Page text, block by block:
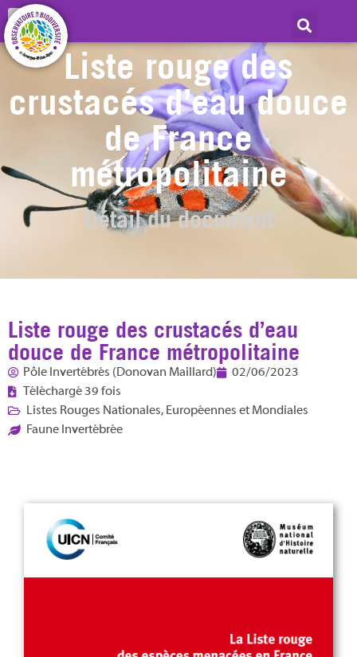
Liste rouge des
crustacés d’eau douce
de France
métropolitaine
Détail du document
Liste rouge des crustacés d’eau
douce de France métropolitaine
Pôle Invertébrés (Donovan Maillard)
02/06/2023
Téléchargé 39 fois
Listes Rouges Nationales, Européennes et Mondiales
Faune Invertébrée